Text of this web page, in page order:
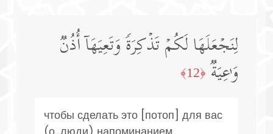
لِنَجۡعَلَهَا لَكُمۡ تَذۡكِرَةࣰ وَتَعِیَهَاۤ أُذُنࣱ
وَ ٰ⁠عِیَةࣱ ﴿12﴾
чтобы сделать это [потоп] для вас